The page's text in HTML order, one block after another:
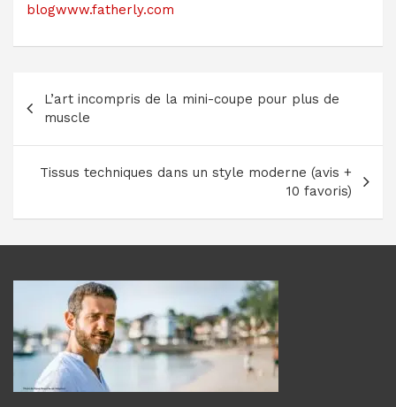
blogwww.fatherly.com
de
l’article
L’art incompris de la mini-coupe pour plus de
muscle
Tissus techniques dans un style moderne (avis +
10 favoris)